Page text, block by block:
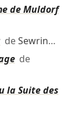
de Muldorf
deSewrin…
de
la Suite des